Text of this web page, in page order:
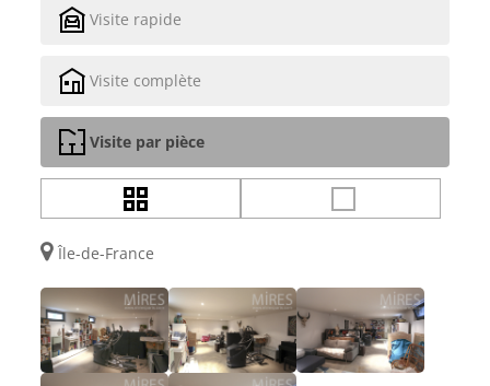
Visite rapide
Visite complète
Visite par pièce
Île-de-France